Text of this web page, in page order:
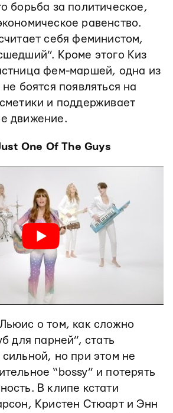
борьба за политическое,
равенство.
себя феминистом,
Кроме этого Киз
фем-маршей, одна из
боятся появляться на
и поддерживает
движение.
One Of The Guys
о том, как сложно
для парней”, стать
сильной, но при этом не
“bossy” и потерять
В клипе кстати
Кристен Стюарт и Энн